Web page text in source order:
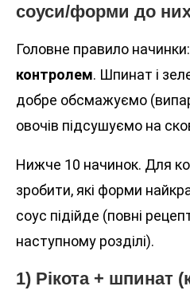
соуси/форми до
Головне правило начинки:
контролем. Шпинат і
добре обсмажуємо
овочів підсушуємо на
Нижче 10 начинок. Для
зробити, які форми
соус підійде (повні
наступному розділі).
1) Рікота + шпинат